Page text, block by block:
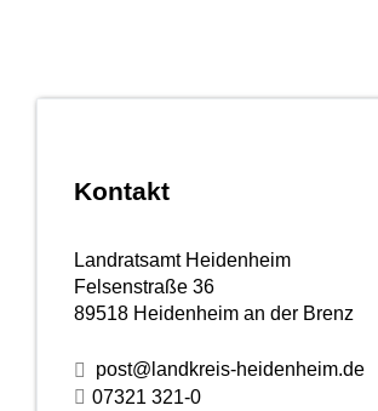
Kontakt
Landratsamt Heidenheim
Felsenstraße 36
89518 Heidenheim an der Brenz
post@landkreis-heidenheim.de
07321 321-0